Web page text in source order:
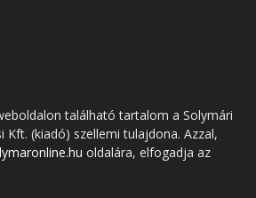
található tartalom a Solymári
Kft. (kiadó) szellemi tulajdona. Azzal,
oldalára, elfogadja az